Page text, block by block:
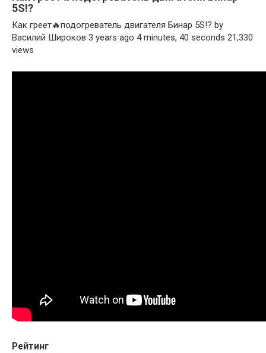
5S!?
Как греет🔥подогреватель двигателя Бинар 5S!? by
Василий Широков 3 years ago 4 minutes, 40 seconds 21,330
views
Рейтинг